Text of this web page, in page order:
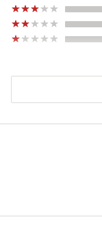
注文キャンセル
返品
タイプ
カテゴリー
サイズ